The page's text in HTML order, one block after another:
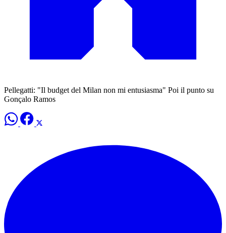
Pellegatti: "Il budget del Milan non mi entusiasma" Poi il punto su
Gonçalo Ramos